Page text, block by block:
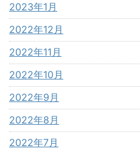
2023年1月
2022年12月
2022年11月
2022年10月
2022年9月
2022年8月
2022年7月